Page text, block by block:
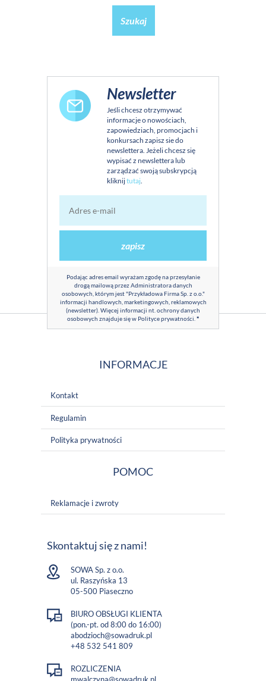
Szukaj
Newsletter
Jeśli chcesz otrzymywać
informacje o nowościach,
zapowiedziach, promocjach i
konkursach zapisz sie do
newslettera. Jeżeli chcesz się
wypisać z newslettera lub
zarządzać swoją subskrypcją
kliknijtutaj.
zapisz
Podając adres email wyrażam zgodę na przesyłanie
drogą mailową przez Administratora danych
osobowych, którym jest "Przykładowa Firma Sp. z o.o."
informacji handlowych, marketingowych, reklamowych
(newsletter). Więcej informacji nt. ochrony danych
osobowych znajduje się w Polityce prywatności *
INFORMACJE
Kontakt
Regulamin
Polityka prywatności
POMOC
Reklamacje i zwroty
Skontaktuj się z nami!
SOWA Sp. z o.o.
ul. Raszyńska 13
05-500 Piaseczno
BIURO OBSŁUGI KLIENTA
(pon.-pt. od 8:00 do 16:00)
abodzioch@sowadruk.pl
+48 532 541 809
ROZLICZENIA